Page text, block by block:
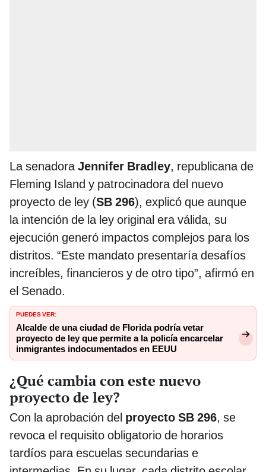
La senadoraJennifer Bradley, republicana de
Fleming Island y patrocinadora del nuevo
proyecto de ley (SB 296), explicó que aunque
la intención de la ley original era válida, su
ejecución generó impactos complejos para los
distritos. “Este mandato presentaría desafíos
increíbles, financieros y de otro tipo”, afirmó en
el Senado.
PUEDES VER:
Alcalde de una ciudad de Florida podría vetar
proyecto de ley que permite a la policía encarcelar
inmigrantes indocumentados en EEUU
¿Qué cambia con este nuevo
proyecto de ley?
Con la aprobación del proyecto SB 296, se
revoca el requisito obligatorio de horarios
tardíos para escuelas secundarias e